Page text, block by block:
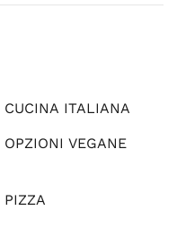
CUCINA ITALIANA
OPZIONI VEGANE
PIZZA